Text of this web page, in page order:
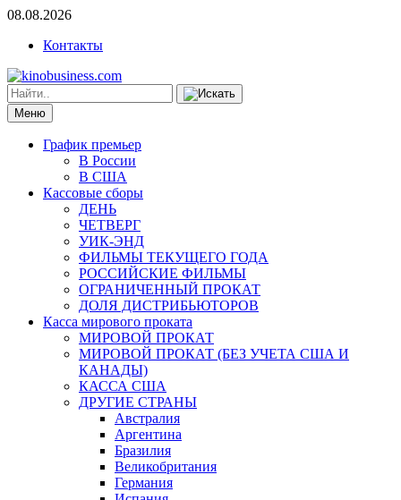
08.08.2026
Контакты
Меню
График премьер
В России
В США
Кассовые сборы
ДЕНЬ
ЧЕТВЕРГ
УИК-ЭНД
ФИЛЬМЫ ТЕКУЩЕГО ГОДА
РОССИЙСКИЕ ФИЛЬМЫ
ОГРАНИЧЕННЫЙ ПРОКАТ
ДОЛЯ ДИСТРИБЬЮТОРОВ
Касса мирового проката
МИРОВОЙ ПРОКАТ
МИРОВОЙ ПРОКАТ (БЕЗ УЧЕТА США И
КАНАДЫ)
КАССА США
ДРУГИЕ СТРАНЫ
Австралия
Аргентина
Бразилия
Великобритания
Германия